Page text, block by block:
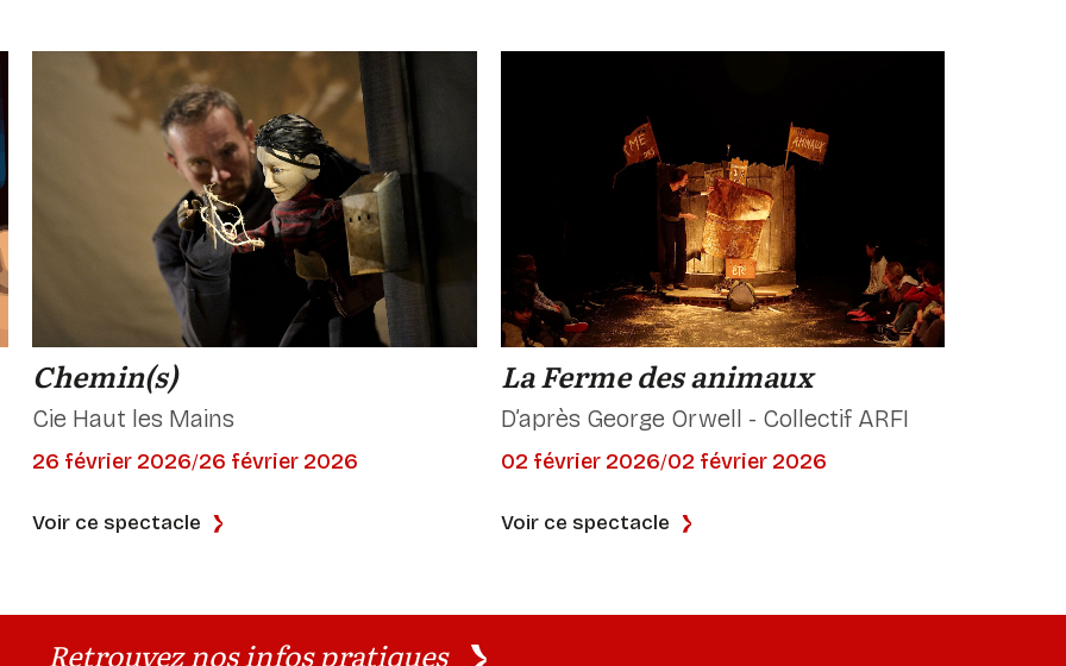
Chemin(s)
Cie Haut les Mains
26 février 2026/26 février 2026
Voir ce spectacle
La Ferme des animaux
D’après George Orwell - Collectif ARFI
02 février 2026/02 février 2026
Voir ce spectacle
Retrouvez nos infos pratiques